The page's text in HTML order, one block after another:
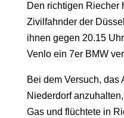
Den richtigen Riecher
Zivilfahnder der
ihnen gegen 20.15
Venlo ein 7er BMW
Bei dem Versuch, das
Niederdorf
Gas und flüchtete in